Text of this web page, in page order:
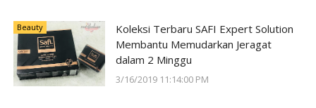
Beauty
Koleksi Terbaru SAFI Expert Solution
Membantu Memudarkan Jeragat
dalam 2 Minggu
3/16/2019 11:14:00 PM